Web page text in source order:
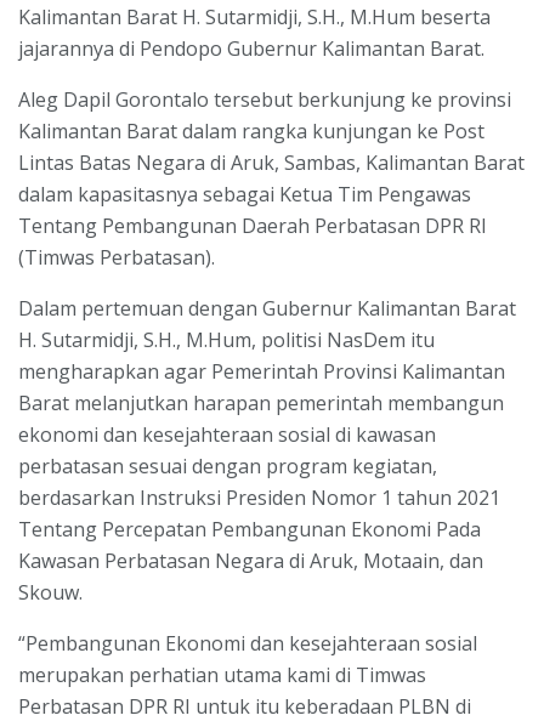
Kalimantan Barat H. Sutarmidji, S.H., M.Hum beserta
jajarannya di Pendopo Gubernur Kalimantan Barat.
Aleg Dapil Gorontalo tersebut berkunjung ke provinsi
Kalimantan Barat dalam rangka kunjungan ke Post
Lintas Batas Negara di Aruk, Sambas, Kalimantan Barat
dalam kapasitasnya sebagai Ketua Tim Pengawas
Tentang Pembangunan Daerah Perbatasan DPR RI
(Timwas Perbatasan).
Dalam pertemuan dengan Gubernur Kalimantan Barat
H. Sutarmidji, S.H., M.Hum, politisi NasDem itu
mengharapkan agar Pemerintah Provinsi Kalimantan
Barat melanjutkan harapan pemerintah membangun
ekonomi dan kesejahteraan sosial di kawasan
perbatasan sesuai dengan program kegiatan,
berdasarkan Instruksi Presiden Nomor 1 tahun 2021
Tentang Percepatan Pembangunan Ekonomi Pada
Kawasan Perbatasan Negara di Aruk, Motaain, dan
Skouw.
“Pembangunan Ekonomi dan kesejahteraan sosial
merupakan perhatian utama kami di Timwas
Perbatasan DPR RI untuk itu keberadaan PLBN di